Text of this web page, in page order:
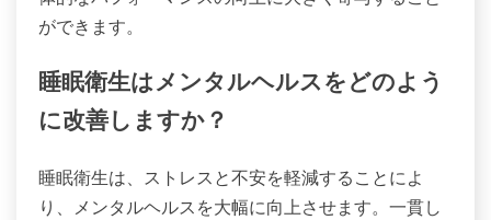
ができます。
睡眠衛生はメンタルヘルスをどのよう
に改善しますか？
睡眠衛生は、ストレスと不安を軽減することによ
り、メンタルヘルスを大幅に向上させます。一貫し